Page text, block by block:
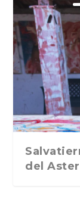
Moral,
Libros
«La
mi
«El
Collin.
Bocaccio
del